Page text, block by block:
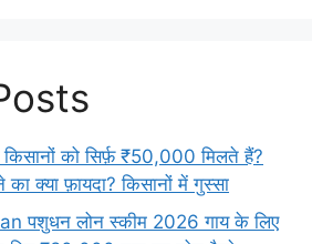
को सिर्फ़ ₹50,000 मिलते हैं?
क्या फ़ायदा? किसानों में गुस्सा
पशुधन लोन स्कीम 2026 गाय के लिए